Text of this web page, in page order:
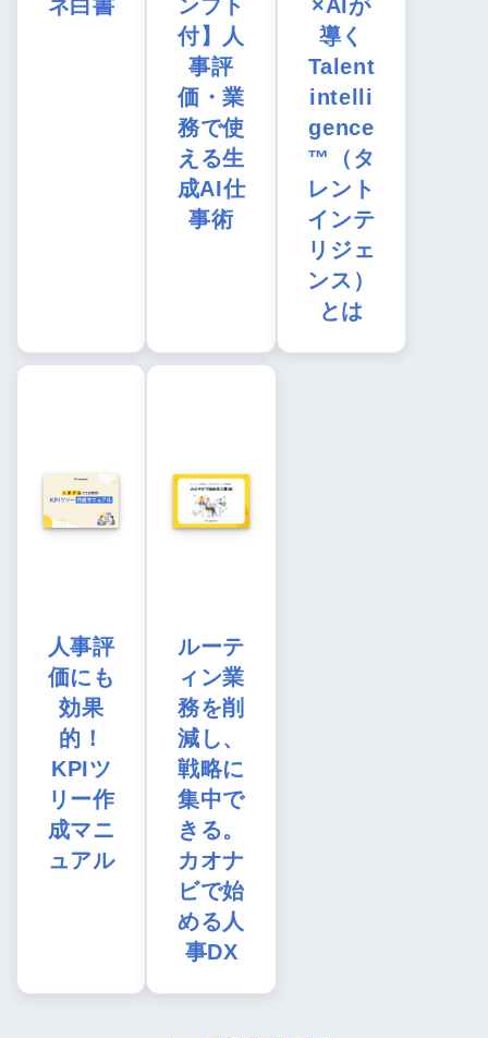
ネ白書
ンプト
付】人
事評
価・業
務で使
える生
成AI仕
事術
×AIが
導く
Talent
intelli
gence
™（タ
レント
インテ
リジェ
ンス）
とは
人事評
価にも
効果
的！
KPIツ
リー作
成マニ
ュアル
ルーテ
ィン業
務を削
減し、
戦略に
集中で
きる。
カオナ
ビで始
める人
事DX